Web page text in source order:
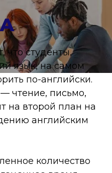
что студенты,
язык, на самом
по-английски.
чтение, письмо,
на второй план на
английским
количество